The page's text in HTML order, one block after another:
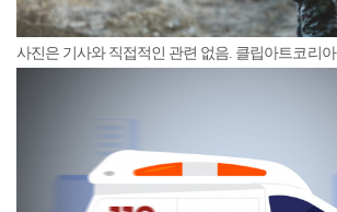
사진은 기사와 직접적인 관련 없음. 클립아트코리아